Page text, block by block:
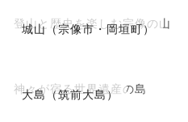
城山（宗像市・岡垣町）
登山と歴史を楽しむ宗像の山
大島（筑前大島）
神々が宿る世界遺産の島